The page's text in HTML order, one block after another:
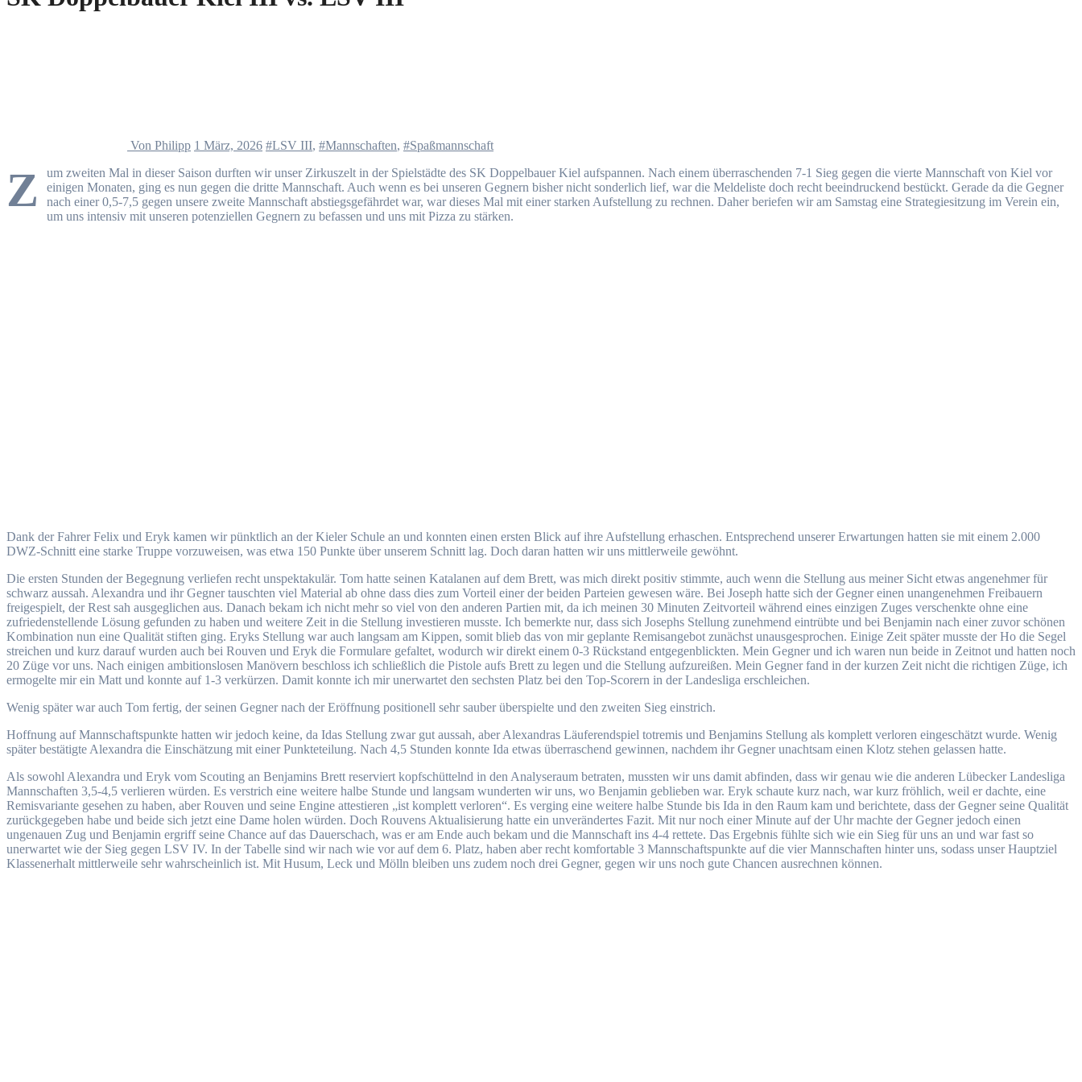
Von Philipp 1 März, 2026 #LSV III, #Mannschaften, #Spaßmannschaft
Z
um zweiten Mal in dieser Saison durften wir unser Zirkuszelt in der Spielstädte des SK Doppelbauer Kiel aufspannen. Nach einem überraschenden 7-1 Sieg gegen die vierte Mannschaft von Kiel vor
einigen Monaten, ging es nun gegen die dritte Mannschaft. Auch wenn es bei unseren Gegnern bisher nicht sonderlich lief, war die Meldeliste doch recht beeindruckend bestückt. Gerade da die Gegner
nach einer 0,5-7,5 gegen unsere zweite Mannschaft abstiegsgefährdet war, war dieses Mal mit einer starken Aufstellung zu rechnen. Daher beriefen wir am Samstag eine Strategiesitzung im Verein ein,
um uns intensiv mit unseren potenziellen Gegnern zu befassen und uns mit Pizza zu stärken.
Dank der Fahrer Felix und Eryk kamen wir pünktlich an der Kieler Schule an und konnten einen ersten Blick auf ihre Aufstellung erhaschen. Entsprechend unserer Erwartungen hatten sie mit einem 2.000
DWZ-Schnitt eine starke Truppe vorzuweisen, was etwa 150 Punkte über unserem Schnitt lag. Doch daran hatten wir uns mittlerweile gewöhnt.
Die ersten Stunden der Begegnung verliefen recht unspektakulär. Tom hatte seinen Katalanen auf dem Brett, was mich direkt positiv stimmte, auch wenn die Stellung aus meiner Sicht etwas angenehmer für
schwarz aussah. Alexandra und ihr Gegner tauschten viel Material ab ohne dass dies zum Vorteil einer der beiden Parteien gewesen wäre. Bei Joseph hatte sich der Gegner einen unangenehmen Freibauern
freigespielt, der Rest sah ausgeglichen aus. Danach bekam ich nicht mehr so viel von den anderen Partien mit, da ich meinen 30 Minuten Zeitvorteil während eines einzigen Zuges verschenkte ohne eine
zufriedenstellende Lösung gefunden zu haben und weitere Zeit in die Stellung investieren musste. Ich bemerkte nur, dass sich Josephs Stellung zunehmend eintrübte und bei Benjamin nach einer zuvor schönen
Kombination nun eine Qualität stiften ging. Eryks Stellung war auch langsam am Kippen, somit blieb das von mir geplante Remisangebot zunächst unausgesprochen. Einige Zeit später musste der Ho die Segel
streichen und kurz darauf wurden auch bei Rouven und Eryk die Formulare gefaltet, wodurch wir direkt einem 0-3 Rückstand entgegenblickten. Mein Gegner und ich waren nun beide in Zeitnot und hatten noch
20 Züge vor uns. Nach einigen ambitionslosen Manövern beschloss ich schließlich die Pistole aufs Brett zu legen und die Stellung aufzureißen. Mein Gegner fand in der kurzen Zeit nicht die richtigen Züge, ich
ermogelte mir ein Matt und konnte auf 1-3 verkürzen. Damit konnte ich mir unerwartet den sechsten Platz bei den Top-Scorern in der Landesliga erschleichen.
Wenig später war auch Tom fertig, der seinen Gegner nach der Eröffnung positionell sehr sauber überspielte und den zweiten Sieg einstrich.
Hoffnung auf Mannschaftspunkte hatten wir jedoch keine, da Idas Stellung zwar gut aussah, aber Alexandras Läuferendspiel totremis und Benjamins Stellung als komplett verloren eingeschätzt wurde. Wenig
später bestätigte Alexandra die Einschätzung mit einer Punkteteilung. Nach 4,5 Stunden konnte Ida etwas überraschend gewinnen, nachdem ihr Gegner unachtsam einen Klotz stehen gelassen hatte.
Als sowohl Alexandra und Eryk vom Scouting an Benjamins Brett reserviert kopfschüttelnd in den Analyseraum betraten, mussten wir uns damit abfinden, dass wir genau wie die anderen Lübecker Landesliga
Mannschaften 3,5-4,5 verlieren würden. Es verstrich eine weitere halbe Stunde und langsam wunderten wir uns, wo Benjamin geblieben war. Eryk schaute kurz nach, war kurz fröhlich, weil er dachte, eine
Remisvariante gesehen zu haben, aber Rouven und seine Engine attestieren „ist komplett verloren“. Es verging eine weitere halbe Stunde bis Ida in den Raum kam und berichtete, dass der Gegner seine Qualität
zurückgegeben habe und beide sich jetzt eine Dame holen würden. Doch Rouvens Aktualisierung hatte ein unverändertes Fazit. Mit nur noch einer Minute auf der Uhr machte der Gegner jedoch einen
ungenauen Zug und Benjamin ergriff seine Chance auf das Dauerschach, was er am Ende auch bekam und die Mannschaft ins 4-4 rettete. Das Ergebnis fühlte sich wie ein Sieg für uns an und war fast so
unerwartet wie der Sieg gegen LSV IV. In der Tabelle sind wir nach wie vor auf dem 6. Platz, haben aber recht komfortable 3 Mannschaftspunkte auf die vier Mannschaften hinter uns, sodass unser Hauptziel
Klassenerhalt mittlerweile sehr wahrscheinlich ist. Mit Husum, Leck und Mölln bleiben uns zudem noch drei Gegner, gegen wir uns noch gute Chancen ausrechnen können.